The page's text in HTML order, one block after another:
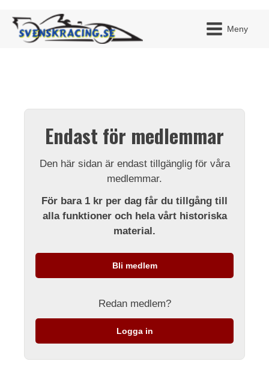
Meny
Endast för medlemmar
Den här sidan är endast tillgänglig för våra
medlemmar.
För bara 1 kr per dag får du tillgång till
alla funktioner och hela vårt historiska
material.
Bli medlem
Redan medlem?
Logga in